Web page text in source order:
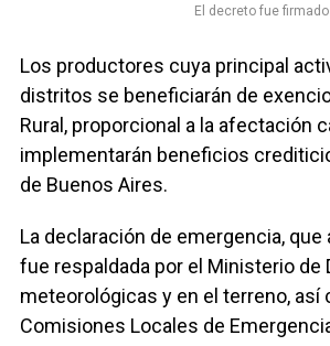
El decreto fue
Los productores cuya principal
distritos se beneficiarán de
Rural, proporcional a la afectación
implementarán beneficios
de Buenos Aires.
La declaración de emergencia,
fue respaldada por el Ministerio de
meteorológicas y en el terreno,
Comisiones Locales de